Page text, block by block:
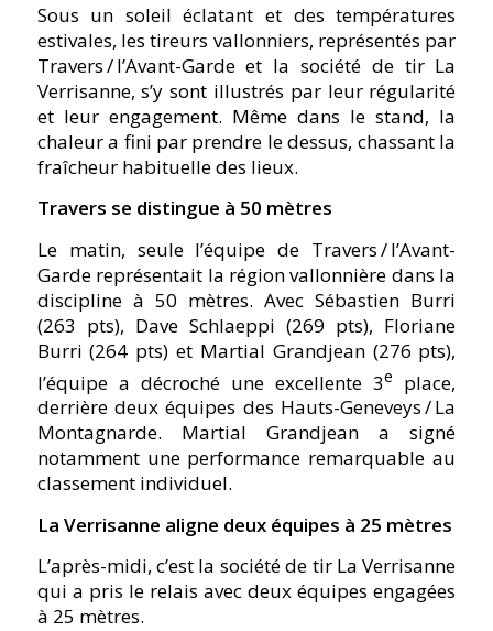
Sous un soleil éclatant et des températures
estivales, les tireurs vallonniers, représentés par
Travers / l’Avant-Garde et la société de tir La
Verrisanne, s’y sont illustrés par leur régularité
et leur engagement. Même dans le stand, la
chaleur a fini par prendre le dessus, chassant la
fraîcheur habituelle des lieux.
Travers se distingue à 50 mètres
Le matin, seule l’équipe de Travers / l’Avant-
Garde représentait la région vallonnière dans la
discipline à 50 mètres. Avec Sébastien Burri
(263 pts), Dave Schlaeppi (269 pts), Floriane
Burri (264 pts) et Martial Grandjean (276 pts),
l’équipe a décroché une excellente 3e
place,
derrière deux équipes des Hauts-Geneveys / La
Montagnarde. Martial Grandjean a signé
notamment une performance remarquable au
classement individuel.
La Verrisanne aligne deux équipes à 25 mètres
L’après-midi, c’est la société de tir La Verrisanne
qui a pris le relais avec deux équipes engagées
à 25 mètres.